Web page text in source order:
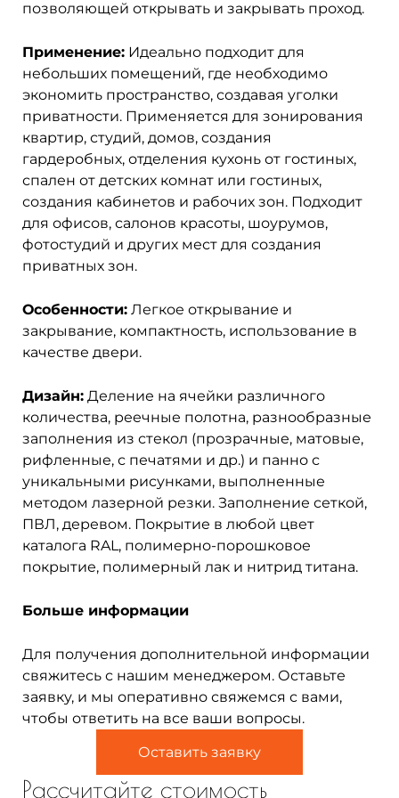
позволяющей открывать и закрывать проход.
Применение: Идеально подходит для
небольших помещений, где необходимо
экономить пространство, создавая уголки
приватности. Применяется для зонирования
квартир, студий, домов, создания
гардеробных, отделения кухонь от гостиных,
спален от детских комнат или гостиных,
создания кабинетов и рабочих зон. Подходит
для офисов, салонов красоты, шоурумов,
фотостудий и других мест для создания
приватных зон.
Особенности: Легкое открывание и
закрывание, компактность, использование в
качестве двери.
Дизайн: Деление на ячейки различного
количества, реечные полотна, разнообразные
заполнения из стекол (прозрачные, матовые,
рифленные, с печатями и др.) и панно с
уникальными рисунками, выполненные
методом лазерной резки. Заполнение сеткой,
ПВЛ, деревом. Покрытие в любой цвет
каталога RAL, полимерно-порошковое
покрытие, полимерный лак и нитрид титана.
Больше информации
Для получения дополнительной информации
свяжитесь с нашим менеджером. Оставьте
заявку, и мы оперативно свяжемся с вами,
чтобы ответить на все ваши вопросы.
Оставить заявку
Рассчитайте стоимость